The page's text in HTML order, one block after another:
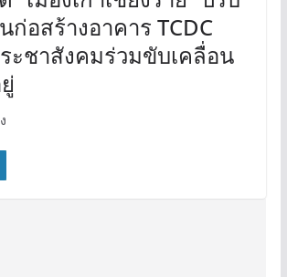
อสร้างอาคาร TCDC
ะชาสังคมร่วมขับเคลื่อน